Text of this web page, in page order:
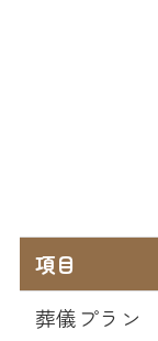
項目
葬儀プラン